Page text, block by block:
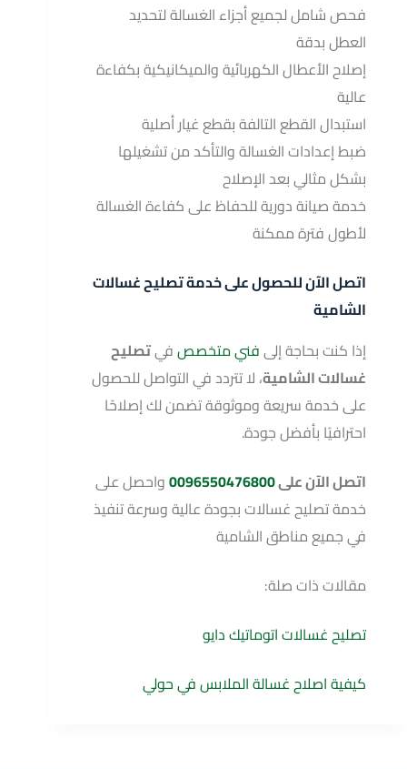
فحص شامل لجميع أجزاء الغسالة لتحديد
العطل بدقة
إصلاح الأعطال الكهربائية والميكانيكية بكفاءة
عالية
استبدال القطع التالفة بقطع غيار أصلية
ضبط إعدادات الغسالة والتأكد من تشغيلها
بشكل مثالي بعد الإصلاح
خدمة صيانة دورية للحفاظ على كفاءة الغسالة
لأطول فترة ممكنة
اتصل الآن للحصول على خدمة تصليح غسالات
الشامية
إذا كنت بحاجة إلىفني متخصصفيتصليح
غسالات الشامية، لا تتردد في التواصل للحصول
على خدمة سريعة وموثوقة تضمن لك إصلاحًا
احترافيًا بأفضل جودة.
اتصل الآن على0096550476800واحصل على
خدمة تصليح غسالات بجودة عالية وسرعة تنفيذ
في جميع مناطق الشامية
مقالات ذات صلة:
تصليح غسالات اتوماتيك دايو
كيفية اصلاح غسالة الملابس في حولي